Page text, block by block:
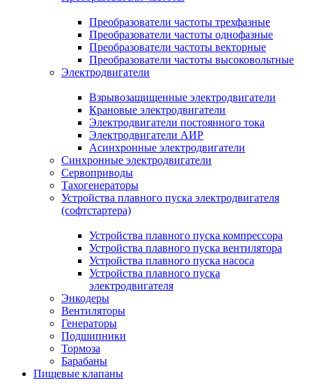
Преобразователи частоты трехфазные
Преобразователи частоты однофазные
Преобразователи частоты векторные
Преобразователи частоты высоковольтные
Электродвигатели
Взрывозащищенные электродвигатели
Крановые электродвигатели
Электродвигатели постоянного тока
Электродвигатели АИР
Асинхронные электродвигатели
Синхронные электродвигатели
Сервоприводы
Тахогенераторы
Устройства плавного пуска электродвигателя
(софтстартера)
Устройства плавного пуска компрессора
Устройства плавного пуска вентилятора
Устройства плавного пуска насоса
Устройства плавного пуска
электродвигателя
Энкодеры
Вентиляторы
Генераторы
Подшипники
Тормоза
Барабаны
Пищевые клапаны